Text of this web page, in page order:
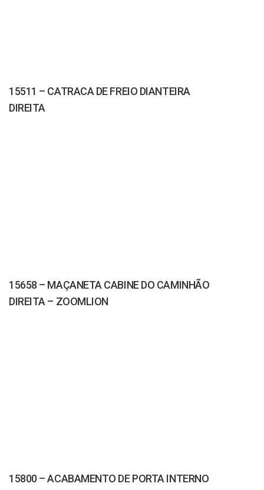
15511 – CATRACA DE FREIO DIANTEIRA
DIREITA
15658 – MAÇANETA CABINE DO CAMINHÃO
DIREITA – ZOOMLION
15800 – ACABAMENTO DE PORTA INTERNO